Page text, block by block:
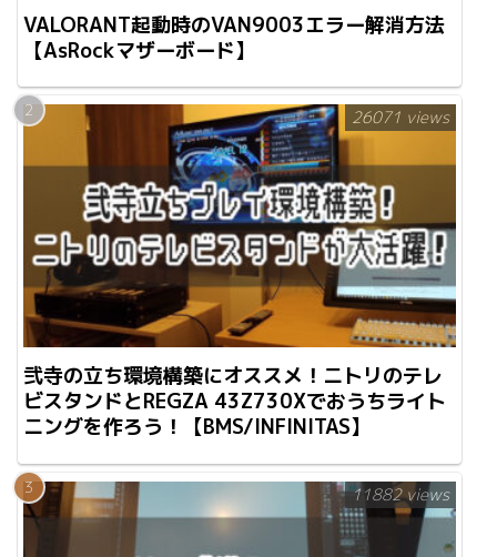
VALORANT起動時のVAN9003エラー解消方法
【AsRockマザーボード】
弐寺の立ち環境構築にオススメ！ニトリのテレ
ビスタンドとREGZA 43Z730Xでおうちライト
ニングを作ろう！【BMS/INFINITAS】
26071 views
11882 views